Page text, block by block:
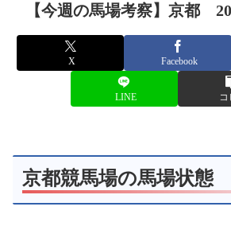
【今週の馬場考察】京都
X Facebook
LINE コ
京都競馬場の馬場状態